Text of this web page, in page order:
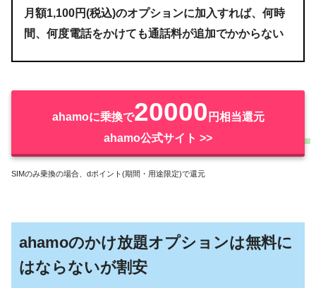
月額1,100円(税込)のオプションに加入すれば、何時
間、何度電話をかけても通話料が追加でかからない
ahamoに乗換で20000 円相当還元
ahamo公式サイト >>
SIMのみ乗換の場合、dポイント(期間・用途限定)で還元
ahamoのかけ放題オプションは無料に
はならないが割安